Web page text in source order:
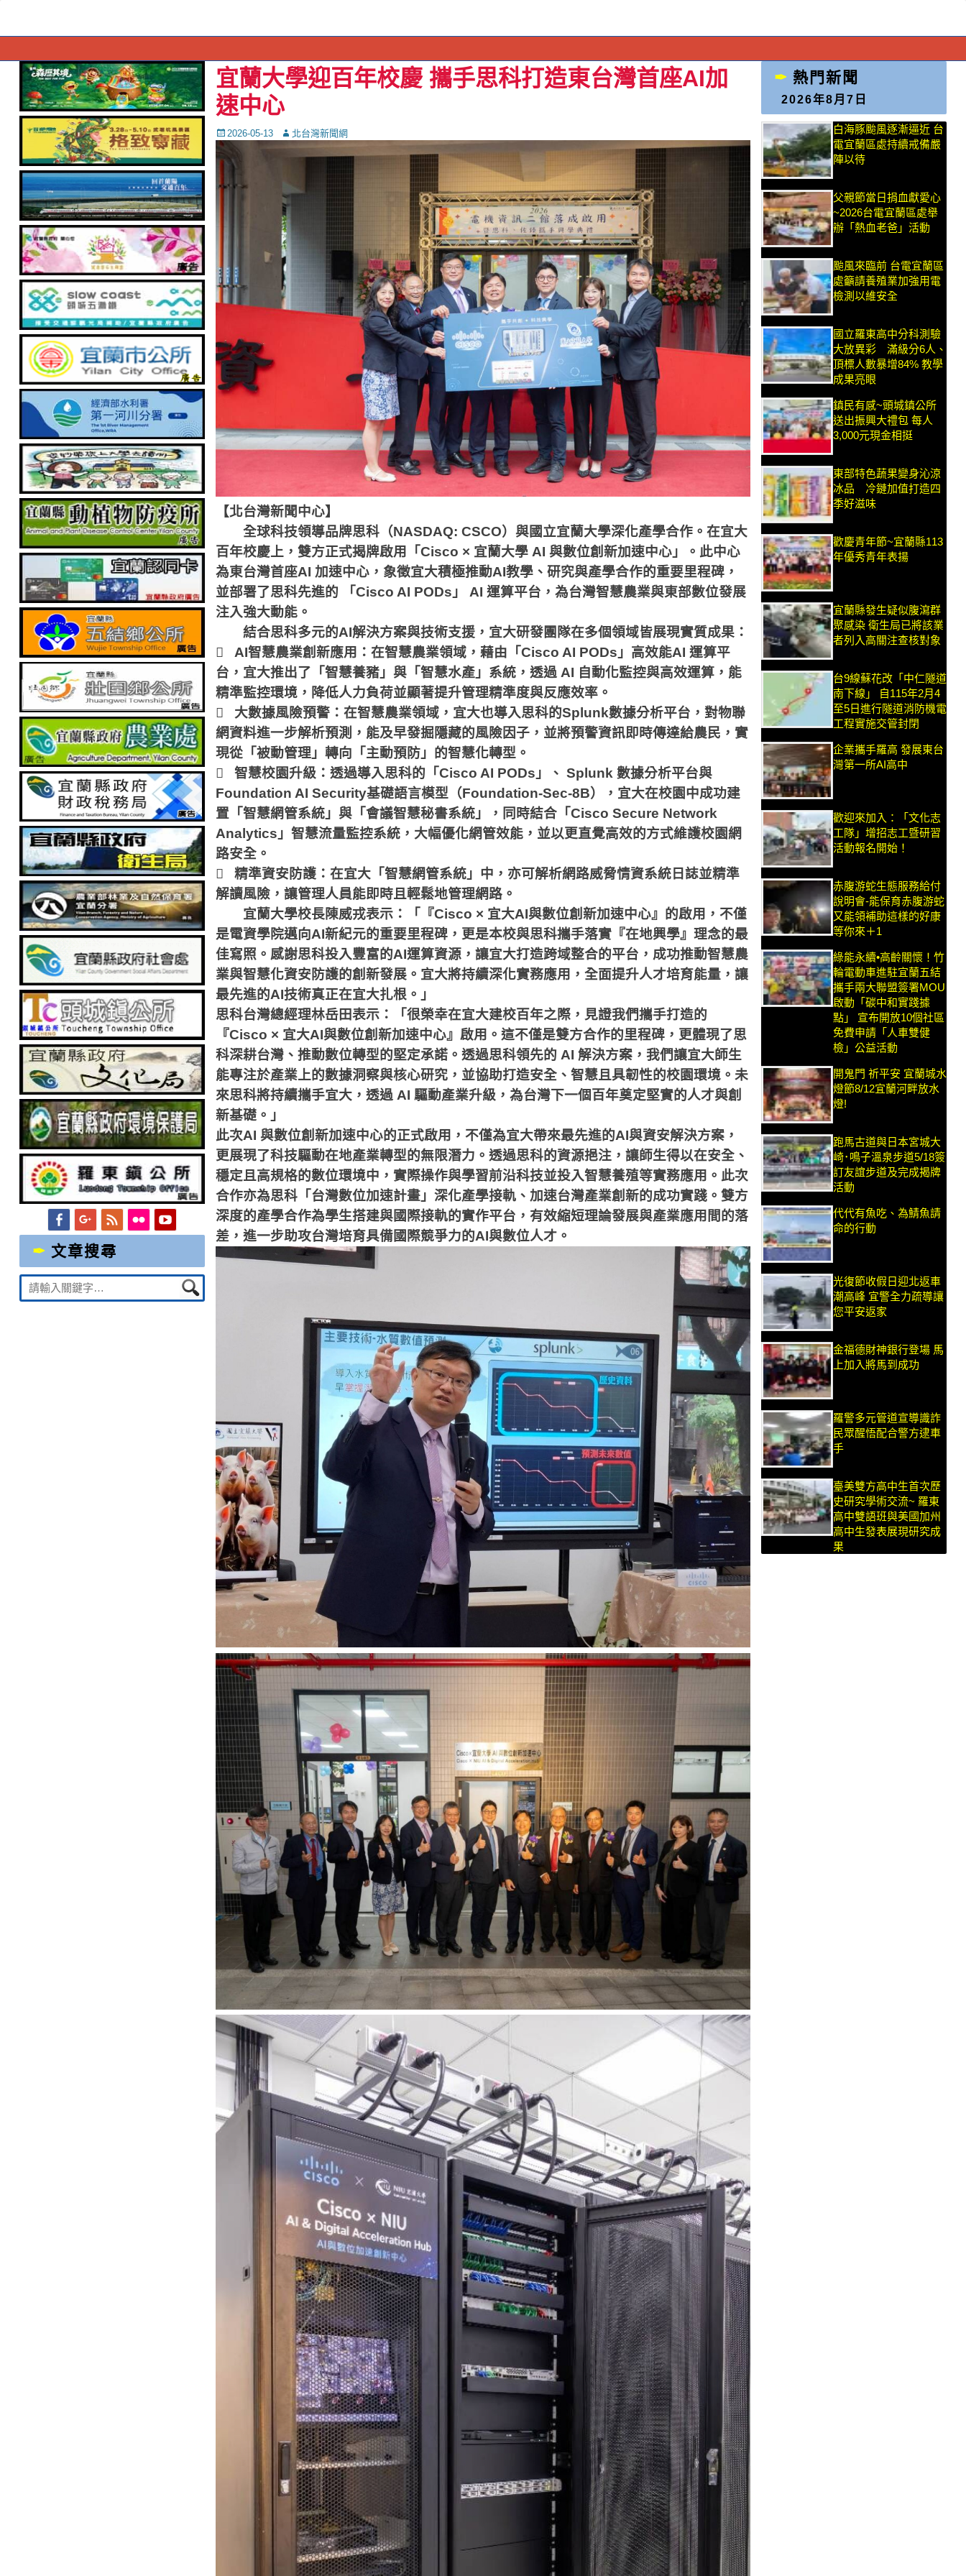
宜蘭大學迎百年校慶 攜手思科打造東台灣首座AI加
速中心
Posted
on
2026-05-13 Autor北台灣新聞網
【北台灣新聞中心】
全球科技領導品牌思科（NASDAQ: CSCO）與國立宜蘭大學深化產學合作。在宜大
百年校慶上，雙方正式揭牌啟用「Cisco × 宜蘭大學AI 與數位創新加速中心」。此中心
為東台灣首座AI 加速中心，象徵宜大積極推動AI教學、研究與產學合作的重要里程碑，
並部署了思科先進的
「Cisco AI PODs 」 AI 運算平台，為台灣智慧農業與東部數位發展
注入強大動能。
結合思科多元的AI解決方案與技術支援，宜大研發團隊在多個領域皆展現實質成果：
 AI智慧農業創新應用：在智慧農業領域，藉由「Cisco AI PODs 」高效能AI 運算平
台，宜大推出了「智慧養豬」與「智慧水產」系統，透過AI 自動化監控與高效運算，能
精準監控環境，降低人力負荷並顯著提升管理精準度與反應效率。

大數據風險預警：在智慧農業領域，宜大也導入思科的Splunk數據分析平台，對物聯
網資料進一步解析預測，能及早發掘隱藏的風險因子，並將預警資訊即時傳達給農民，實
現從「被動管理」轉向「主動預防」的智慧化轉型。

智慧校園升級：透過導入思科的「Cisco AI PODs 」、 Splunk 數據分析平台與
Foundation AI Security基礎語言模型（Foundation-Sec-8B），宜大在校園中成功建
置「智慧網管系統」與「會議智慧秘書系統」，同時結合「Cisco Secure Network
Analytics 」智慧流量監控系統，大幅優化網管效能，並以更直覺高效的方式維護校園網
路安全。

精準資安防護：在宜大「智慧網管系統」中，亦可解析網路威脅情資系統日誌並精準
解讀風險，讓管理人員能即時且輕鬆地管理網路。
宜蘭大學校長陳威戎表示：「『Cisco × 宜大AI與數位創新加速中心』的啟用，不僅
是電資學院邁向AI新紀元的重要里程碑，更是本校與思科攜手落實『在地興學』理念的最
佳寫照。感謝思科投入豐富的AI運算資源，讓宜大打造跨域整合的平台，成功推動智慧農
業與智慧化資安防護的創新發展。宜大將持續深化實務應用，全面提升人才培育能量，讓
最先進的AI技術真正在宜大扎根。」
思科台灣總經理林岳田表示：「很榮幸在宜大建校百年之際，見證我們攜手打造的
『Cisco × 宜大AI與數位創新加速中心』啟用。這不僅是雙方合作的里程碑，更體現了思
科深耕台灣、推動數位轉型的堅定承諾。透過思科領先的 AI 解決方案，我們讓宜大師生
能專注於產業上的數據洞察與核心研究，並協助打造安全、智慧且具韌性的校園環境。未
來思科將持續攜手宜大，透過AI 驅動產業升級，為台灣下一個百年奠定堅實的人才與創
新基礎。」
此次AI 與數位創新加速中心的正式啟用，不僅為宜大帶來最先進的AI與資安解決方案，
更展現了科技驅動在地產業轉型的無限潛力。透過思科的資源挹注，讓師生得以在安全、
穩定且高規格的數位環境中，實際操作與學習前沿科技並投入智慧養殖等實務應用。此次
合作亦為思科「台灣數位加速計畫」深化產學接軌、加速台灣產業創新的成功實踐。雙方
深度的產學合作為學生搭建與國際接軌的實作平台，有效縮短理論發展與產業應用間的落
差，進一步助攻台灣培育具備國際競爭力的AI與數位人才。
熱門新聞
2026年8月7日
白海豚颱風逐漸逼近 台
電宜蘭區處持續戒備嚴
陣以待
父親節當日捐血獻愛心
~2026台電宜蘭區處舉
辦「熱血老爸」活動
颱風來臨前 台電宜蘭區
處籲請養殖業加強用電
檢測以維安全
國立羅東高中分科測驗
大放異彩 滿級分6人、
頂標人數暴增84% 教學
成果亮眼
鎮民有感~頭城鎮公所
送出振興大禮包 每人
3,000元現金相挺
東部特色蔬果變身沁涼
冰品 冷鏈加值打造四
季好滋味
歡慶青年節~宜蘭縣113
年優秀青年表揚
宜蘭縣發生疑似腹瀉群
聚感染 衛生局已將該業
者列入高關注查核對象
台9線蘇花改「中仁隧道
南下線」 自115年2月4
至5日進行隧道消防機電
工程實施交管封閉
企業攜手羅高 發展東台
灣第一所AI高中
歡迎來加入：「文化志
工隊」增招志工暨研習
活動報名開始！
赤腹游蛇生態服務給付
說明會-能保育赤腹游蛇
又能領補助這樣的好康
等你來＋1
綠能永續•高齡關懷！竹
輪電動車進駐宜蘭五結
攜手兩大聯盟簽署MOU
啟動「碳中和實踐據
點」 宣布開放10個社區
免費申請「人車雙健
檢」公益活動
開鬼門 祈平安 宜蘭城水
燈節8/12宜蘭河畔放水
燈!
跑馬古道與日本宮城大
崎･鳴子溫泉步道5/18簽
訂友誼步道及完成揭牌
活動
代代有魚吃、為鯖魚請
命的行動
光復節收假日迎北返車
潮高峰 宜警全力疏導讓
您平安返家
金福德財神銀行登場 馬
上加入將馬到成功
羅警多元管道宣導識詐
民眾醒悟配合警方逮車
手
臺美雙方高中生首次歷
史研究學術交流~ 羅東
高中雙語班與美國加州
高中生發表展現研究成
果
FacebookGoogleplus
FeedFlickrYouTube
文章搜尋
Suche
nach: